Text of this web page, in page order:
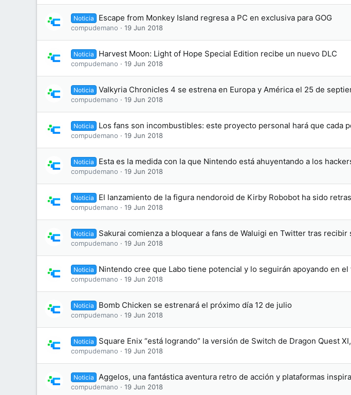
Noticia Escape from Monkey Island regresa a PC en exclusiva para GOG
compudemano 19 Jun 2018
Noticia Harvest Moon: Light of Hope Special Edition recibe un nuevo DLC
compudemano 19 Jun 2018
Noticia Valkyria Chronicles 4 se estrena en Europa y América el 25 de
compudemano 19 Jun 2018
Noticia Los fans son incombustibles: este proyecto personal hará que cada
compudemano 19 Jun 2018
Noticia Esta es la medida con la que Nintendo está ahuyentando a los
compudemano 19 Jun 2018
Noticia El lanzamiento de la figura nendoroid de Kirby Robobot ha sido
compudemano 19 Jun 2018
Noticia Sakurai comienza a bloquear a fans de Waluigi en Twitter tras
compudemano 19 Jun 2018
Noticia Nintendo cree que Labo tiene potencial y lo seguirán apoyando en el
compudemano 19 Jun 2018
Noticia Bomb Chicken se estrenará el próximo día 12 de julio
compudemano 19 Jun 2018
Noticia Square Enix “está logrando” la versión de Switch de Dragon Quest
compudemano 19 Jun 2018
Noticia Aggelos, una fantástica aventura retro de acción y plataformas
compudemano 19 Jun 2018